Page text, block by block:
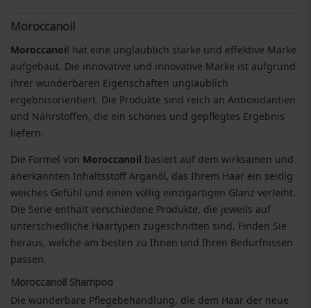
Moroccanoil
Moroccanoil hat eine unglaublich starke und effektive Marke
aufgebaut. Die innovative und innovative Marke ist aufgrund
ihrer wunderbaren Eigenschaften unglaublich
ergebnisorientiert. Die Produkte sind reich an Antioxidantien
und Nährstoffen, die ein schönes und gepflegtes Ergebnis
liefern.
Die Formel von Moroccanoil basiert auf dem wirksamen und
anerkannten Inhaltsstoff Arganöl, das Ihrem Haar ein seidig
weiches Gefühl und einen völlig einzigartigen Glanz verleiht.
Die Serie enthält verschiedene Produkte, die jeweils auf
unterschiedliche Haartypen zugeschnitten sind. Finden Sie
heraus, welche am besten zu Ihnen und Ihren Bedürfnissen
passen.
Moroccanoil Shampoo
Die wunderbare Pflegebehandlung, die dem Haar der neue